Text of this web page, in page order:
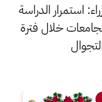
الدراسة
خلال فترة